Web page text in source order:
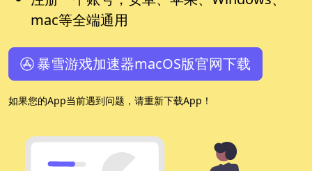
mac等全端通用
暴雪游戏加速器macOS版官网下载
如果您的App当前遇到问题，请重新下载App！